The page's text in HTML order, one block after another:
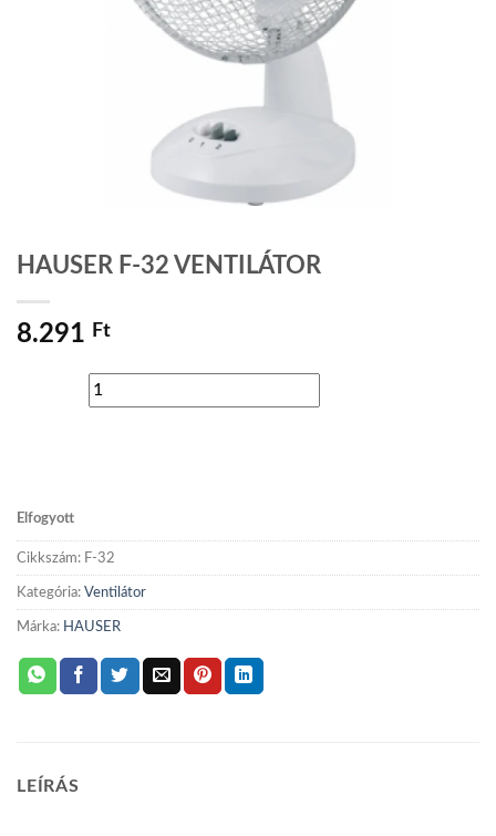
HAUSER F-32 VENTILÁTOR
8.291 Ft
VENTILÁTOR
mennyiség
Elfogyott
Cikkszám: F-32
Kategória: Ventilátor
Márka: HAUSER
LEÍRÁS